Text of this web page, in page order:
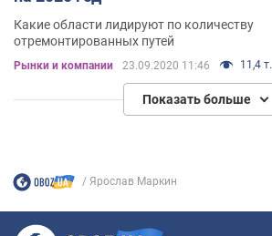
Какие области лидируют по количеству
отремонтированных путей
Рынки и компании 23.09.2020 11:46 11,4 т.
Показать больше
Ярослав Маркин